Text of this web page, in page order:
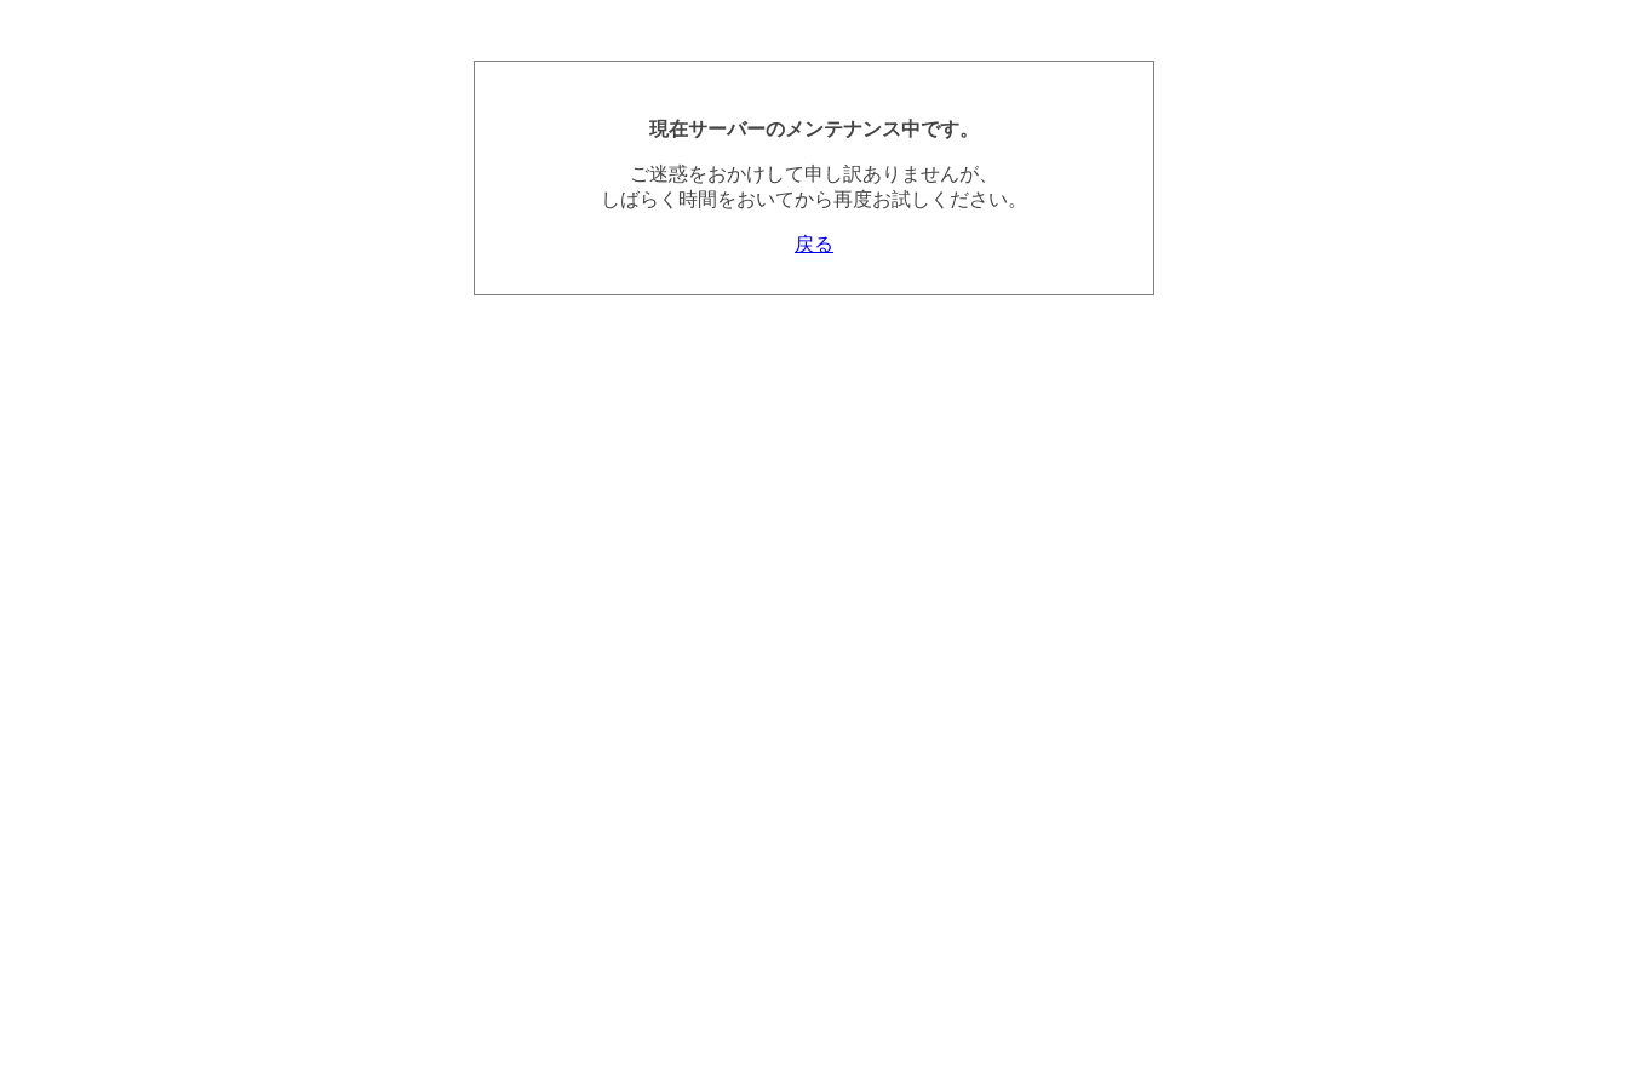
現在サーバーのメンテナンス中です。
ご迷惑をおかけして申し訳ありませんが、
しばらく時間をおいてから再度お試しください。
戻る